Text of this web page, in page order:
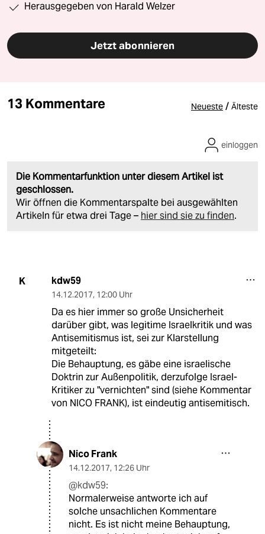
Herausgegeben von Harald Welzer
Jetzt abonnieren
13 Kommentare Neueste / Älteste
Die Kommentarfunktion unter diesem Artikel ist
geschlossen.
Wir öffnen die Kommentarspalte bei ausgewählten
Artikeln für etwa drei Tage – hier sind sie zu finden.
einloggen
K kdw59
14.12.2017, 12:00 Uhr
Da es hier immer so große Unsicherheit
darüber gibt, was legitime Israelkritik und was
Antisemitismus ist, sei zur Klarstellung
mitgeteilt:
Die Behauptung, es gäbe eine israelische
Doktrin zur Außenpolitik, derzufolge Israel-
Kritiker zu "vernichten" sind (siehe Kommentar
von NICO FRANK), ist eindeutig antisemitisch.
Nico Frank
14.12.2017, 12:26 Uhr
@kdw59:
Normalerweise antworte ich auf
solche unsachlichen Kommentare
nicht. Es ist nicht meine Behauptung,